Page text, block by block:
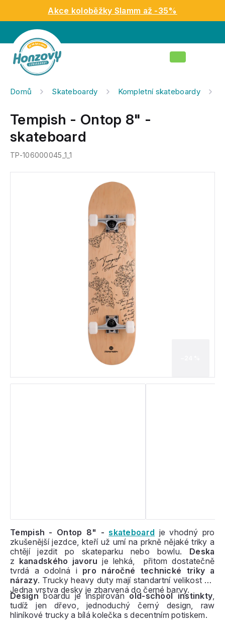
obsah
Akce koloběžky Slamm až -35%
Nákupní
Domů Skateboardy Kompletní skateboardy
Tempish - Ontop 8" -
skateboard
TP-106000045_1_1
Tempish - Ontop 8" - skateboard je vhodný pro
zkušenější jezdce, kteří už umí na prkně nějaké triky a
chtějí jezdit po skateparku nebo bowlu. Deska
z kanadského javoru je lehká, přitom dostatečně
tvrdá a odolná i pro náročné technické triky a
nárazy. Trucky heavy duty mají standartní velikost 5“.
Jedna vrstva desky je zbarvená do černé barvy.
Designboardu je inspirovánold-school instinkty,
tudíž jen dřevo, jednoduchý černý design, raw
hliníkové trucky a bílá kolečka s decentním potiskem.